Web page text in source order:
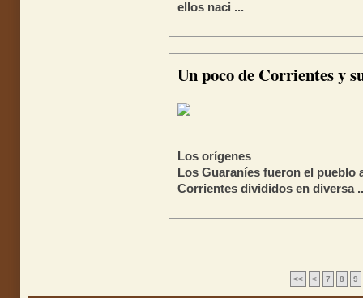
ellos naci ...
Un poco de Corrientes y
Los orígenes
Los Guaraníes fueron el pueblo
Corrientes divididos en diversa
<< < 7 8 9